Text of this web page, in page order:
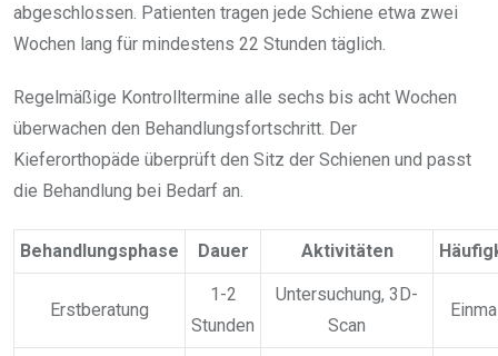
abgeschlossen. Patienten tragen jede Schiene etwa zwei
Wochen lang für mindestens 22 Stunden täglich.
Regelmäßige Kontrolltermine alle sechs bis acht Wochen
überwachen den Behandlungsfortschritt. Der
Kieferorthopäde überprüft den Sitz der Schienen und passt
die Behandlung bei Bedarf an.
Behandlungsphase Dauer Aktivitäten
Erstberatung
1-2
Stunden
Untersuchung, 3D-
Scan